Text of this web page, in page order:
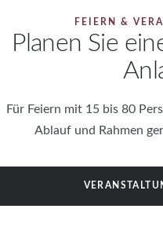
FEIERN &
Planen Sie
Für Feiern mit 15 bis 80
Ablauf und Rahmen